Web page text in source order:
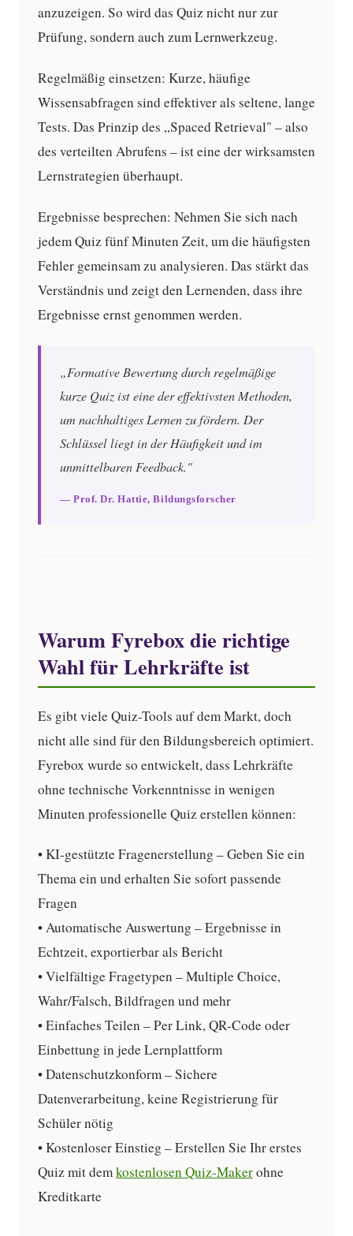
anzuzeigen. So wird das Quiz nicht nur zur
Prüfung, sondern auch zum Lernwerkzeug.
Regelmäßig einsetzen: Kurze, häufige
Wissensabfragen sind effektiver als seltene, lange
Tests. Das Prinzip des „Spaced Retrieval" – also
des verteilten Abrufens – ist eine der wirksamsten
Lernstrategien überhaupt.
Ergebnisse besprechen: Nehmen Sie sich nach
jedem Quiz fünf Minuten Zeit, um die häufigsten
Fehler gemeinsam zu analysieren. Das stärkt das
Verständnis und zeigt den Lernenden, dass ihre
Ergebnisse ernst genommen werden.
„Formative Bewertung durch regelmäßige
kurze Quiz ist eine der effektivsten Methoden,
um nachhaltiges Lernen zu fördern. Der
Schlüssel liegt in der Häufigkeit und im
unmittelbaren Feedback."
— Prof. Dr. Hattie, Bildungsforscher
Warum Fyrebox die richtige
Wahl für Lehrkräfte ist
Es gibt viele Quiz-Tools auf dem Markt, doch
nicht alle sind für den Bildungsbereich optimiert.
Fyrebox wurde so entwickelt, dass Lehrkräfte
ohne technische Vorkenntnisse in wenigen
Minuten professionelle Quiz erstellen können:
•KI-gestützte Fragenerstellung – Geben Sie ein
Thema ein und erhalten Sie sofort passende
Fragen
•Automatische Auswertung – Ergebnisse in
Echtzeit, exportierbar als Bericht
•Vielfältige Fragetypen– Multiple Choice,
Wahr/Falsch, Bildfragen und mehr
•Einfaches Teilen– Per Link, QR-Code oder
Einbettung in jede Lernplattform
•Datenschutzkonform– Sichere
Datenverarbeitung, keine Registrierung für
Schüler nötig
•Kostenloser Einstieg – Erstellen Sie Ihr erstes
Quiz mit demkostenlosen Quiz-Makerohne
Kreditkarte